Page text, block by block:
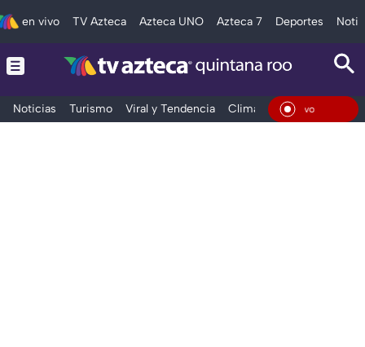
en vivo TV Azteca Azteca UNO Azteca 7 Deportes
Noticias Turismo Viral y Tendencia Clima Tráfico
En Vivo